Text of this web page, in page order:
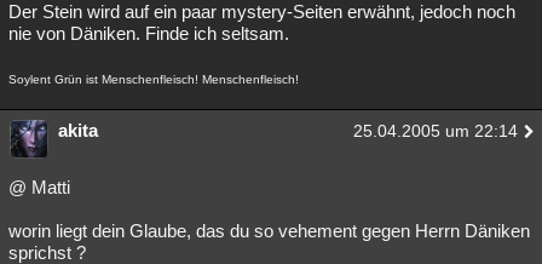
Der Stein wird auf ein paar mystery-Seiten erwähnt, jedoch noch
nie von Däniken. Finde ich seltsam.
Soylent Grün ist Menschenfleisch! Menschenfleisch!
akita 25.04.2005 um 22:14
@ Matti
worin liegt dein Glaube, das du so vehement gegen Herrn Däniken
sprichst ?